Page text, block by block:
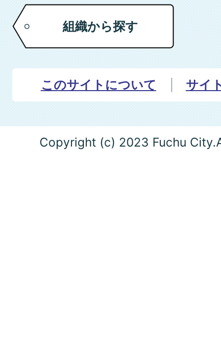
組織から探す
このサイトについて サイ
Copyright (c) 2023 Fuchu